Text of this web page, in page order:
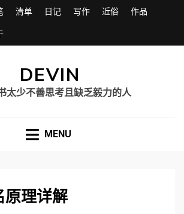
清单 日记 写作 近俗 作品
DEVIN
太少不善思考且缺乏毅力的人
MENU
理详解